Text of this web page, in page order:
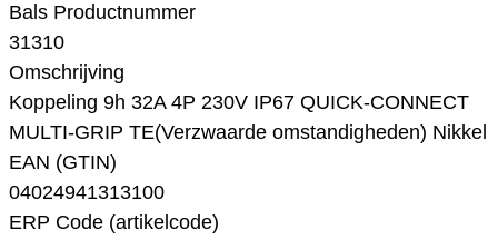
Bals Productnummer
31310
Omschrijving
Koppeling 9h 32A 4P 230V IP67 QUICK-CONNECT
MULTI-GRIP TE(Verzwaarde omstandigheden) Nikkel
EAN (GTIN)
04024941313100
ERP Code (artikelcode)